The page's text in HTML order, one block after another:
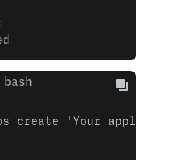
create 'Your application'